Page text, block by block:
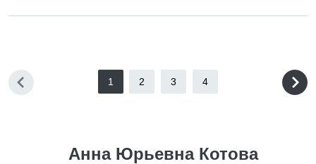
1 2 3 4
Анна Юрьевна Котова